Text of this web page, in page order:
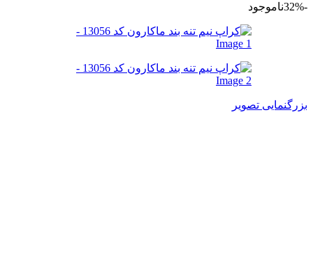
-32%
ناموجود
بزرگنمایی تصویر